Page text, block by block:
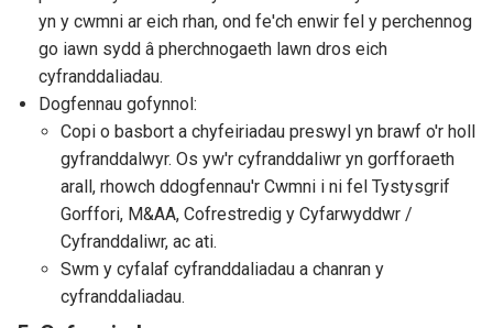
yn y cwmni ar eich rhan, ond fe'ch enwir fel y perchennog
go iawn sydd â pherchnogaeth lawn dros eich
cyfranddaliadau.
Dogfennau gofynnol:
Copi o basbort a chyfeiriadau preswyl yn brawf o'r holl
gyfranddalwyr. Os yw'r cyfranddaliwr yn gorfforaeth
arall, rhowch ddogfennau'r Cwmni i ni fel Tystysgrif
Gorffori, M&AA, Cofrestredig y Cyfarwyddwr /
Cyfranddaliwr, ac ati.
Swm y cyfalaf cyfranddaliadau a chanran y
cyfranddaliadau.